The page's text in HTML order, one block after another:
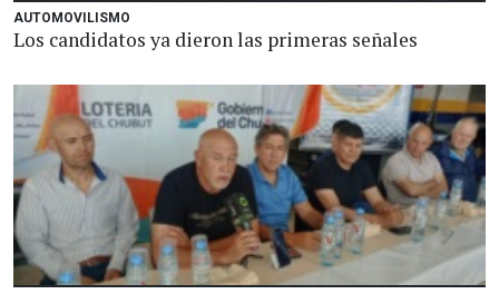
AUTOMOVILISMO
Los candidatos ya dieron las primeras señales